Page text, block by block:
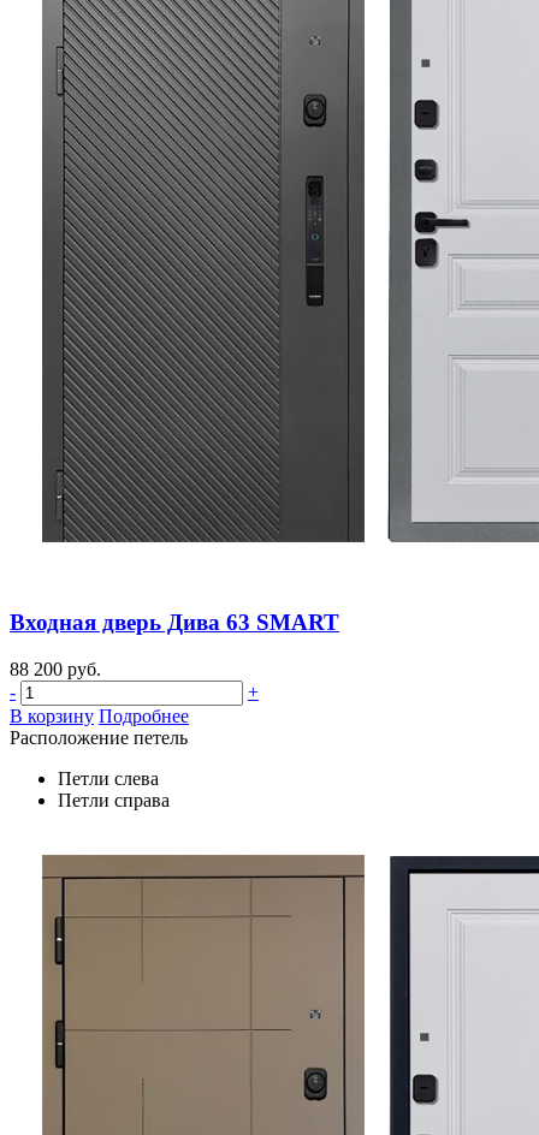
Входная дверь Дива 63 SMART
88 200 руб.
-
+
В корзину Подробнее
Расположение петель
Петли слева
Петли справа